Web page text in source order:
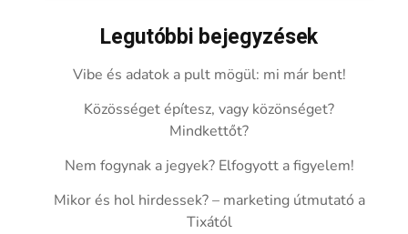
Legutóbbi bejegyzések
Vibe és adatok a pult mögül: mi már bent!
Közösséget építesz, vagy közönséget?
Mindkettőt?
Nem fogynak a jegyek? Elfogyott a figyelem!
Mikor és hol hirdessek? – marketing útmutató a
Tixától